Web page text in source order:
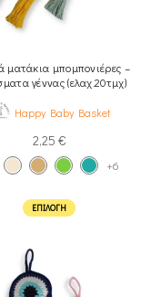
ματάκια μπομπονιέρες –
γέννας (ελαχ.20τμχ)
Happy Baby Basket
2,25 €
+6
ΕΠΙΛΟΓΉ